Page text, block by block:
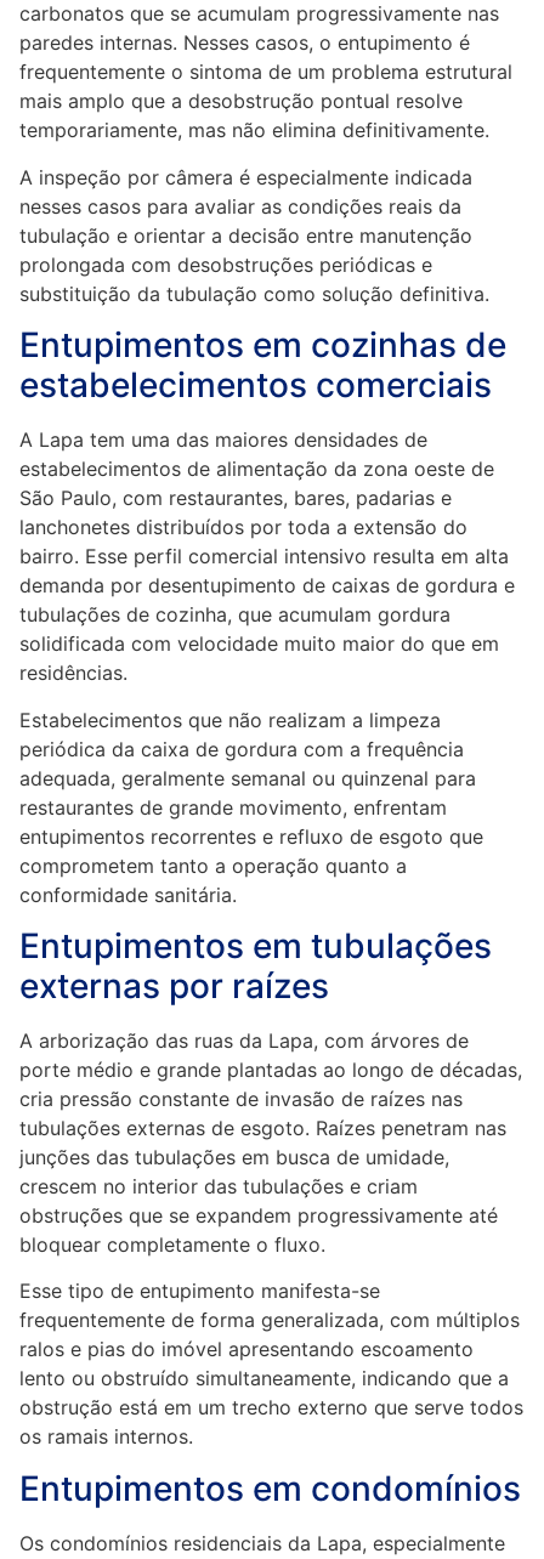
carbonatos que se acumulam progressivamente nas
paredes internas. Nesses casos, o entupimento é
frequentemente o sintoma de um problema estrutural
mais amplo que a desobstrução pontual resolve
temporariamente, mas não elimina definitivamente.
A inspeção por câmera é especialmente indicada
nesses casos para avaliar as condições reais da
tubulação e orientar a decisão entre manutenção
prolongada com desobstruções periódicas e
substituição da tubulação como solução definitiva.
Entupimentos em cozinhas de
estabelecimentos comerciais
A Lapa tem uma das maiores densidades de
estabelecimentos de alimentação da zona oeste de
São Paulo, com restaurantes, bares, padarias e
lanchonetes distribuídos por toda a extensão do
bairro. Esse perfil comercial intensivo resulta em alta
demanda por desentupimento de caixas de gordura e
tubulações de cozinha, que acumulam gordura
solidificada com velocidade muito maior do que em
residências.
Estabelecimentos que não realizam a limpeza
periódica da caixa de gordura com a frequência
adequada, geralmente semanal ou quinzenal para
restaurantes de grande movimento, enfrentam
entupimentos recorrentes e refluxo de esgoto que
comprometem tanto a operação quanto a
conformidade sanitária.
Entupimentos em tubulações
externas por raízes
A arborização das ruas da Lapa, com árvores de
porte médio e grande plantadas ao longo de décadas,
cria pressão constante de invasão de raízes nas
tubulações externas de esgoto. Raízes penetram nas
junções das tubulações em busca de umidade,
crescem no interior das tubulações e criam
obstruções que se expandem progressivamente até
bloquear completamente o fluxo.
Esse tipo de entupimento manifesta-se
frequentemente de forma generalizada, com múltiplos
ralos e pias do imóvel apresentando escoamento
lento ou obstruído simultaneamente, indicando que a
obstrução está em um trecho externo que serve todos
os ramais internos.
Entupimentos em condomínios
Os condomínios residenciais da Lapa, especialmente